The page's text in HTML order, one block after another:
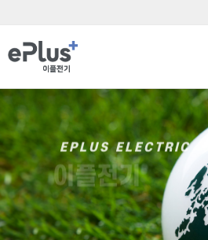
EPLUS ELECTRIC
이플전기